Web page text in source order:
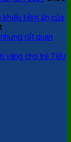
khiếu tiềm ẩn của
ở
Sáng
nghệ
rất quan
vàng cho trẻ Tiểu